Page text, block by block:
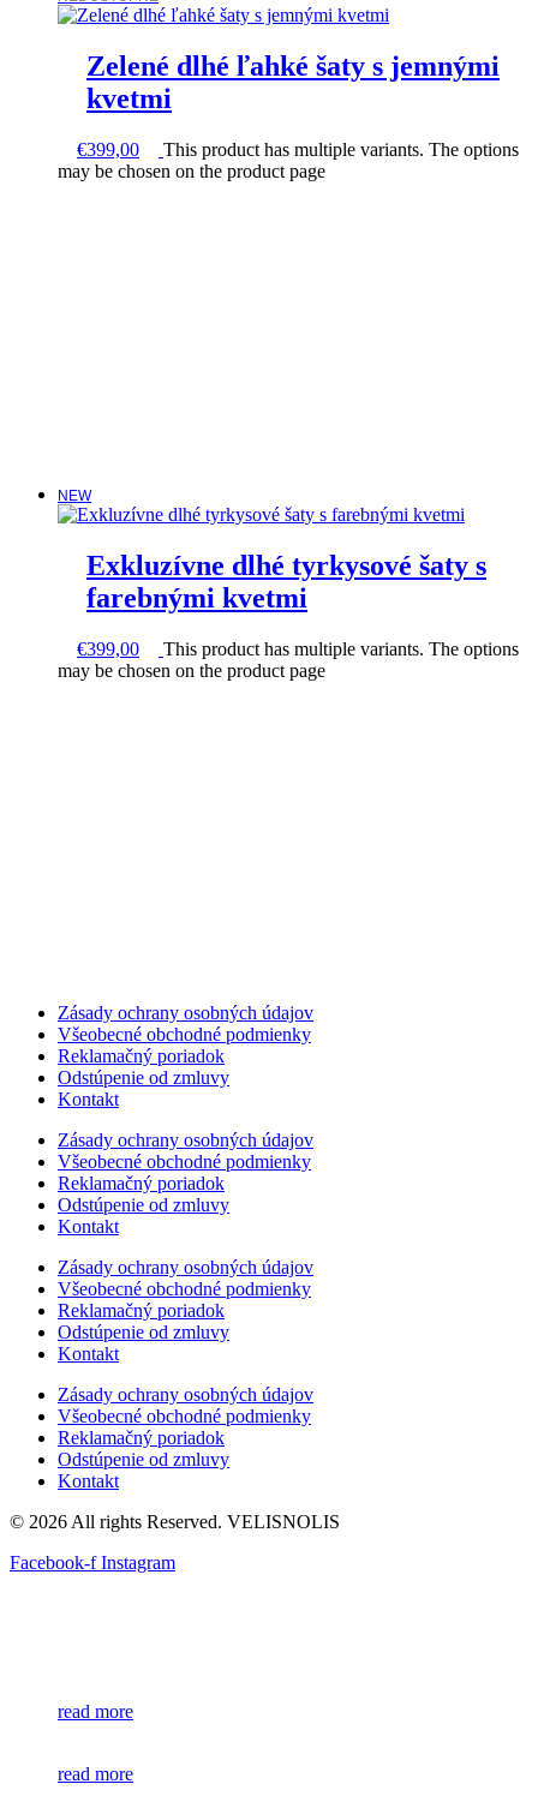
Zelené dlhé ľahké šaty s jemnými
kvetmi
€399,00
This product has multiple variants. The options
may be chosen on the product page
NEW
Exkluzívne dlhé tyrkysové šaty s
farebnými kvetmi
€399,00
This product has multiple variants. The options
may be chosen on the product page
Zásady ochrany osobných údajov
Všeobecné obchodné podmienky
Reklamačný poriadok
Odstúpenie od zmluvy
Kontakt
Zásady ochrany osobných údajov
Všeobecné obchodné podmienky
Reklamačný poriadok
Odstúpenie od zmluvy
Kontakt
Zásady ochrany osobných údajov
Všeobecné obchodné podmienky
Reklamačný poriadok
Odstúpenie od zmluvy
Kontakt
Zásady ochrany osobných údajov
Všeobecné obchodné podmienky
Reklamačný poriadok
Odstúpenie od zmluvy
Kontakt
© 2026 All rights Reserved. VELISNOLIS
Facebook-f Instagram
read more
read more